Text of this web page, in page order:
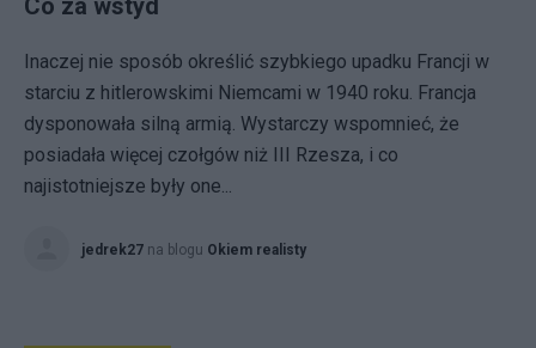
Co za wstyd
Inaczej nie sposób określić szybkiego upadku Francji w
starciu z hitlerowskimi Niemcami w 1940 roku. Francja
dysponowała silną armią. Wystarczy wspomnieć, że
posiadała więcej czołgów niż III Rzesza, i co
najistotniejsze były one...
jedrek27 na blogu Okiem realisty